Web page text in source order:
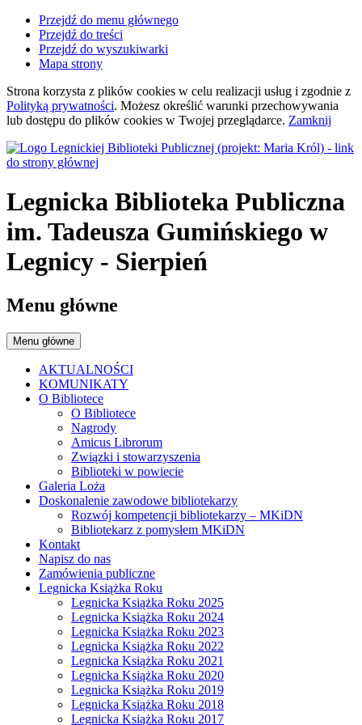
Przejdź do menu głównego
Przejdź do treści
Przejdź do wyszukiwarki
Mapa strony
Strona korzysta z plików cookies w celu realizacji usług i zgodnie z
Polityką prywatności. Możesz określić warunki przechowywania
lub dostępu do plików cookies w Twojej przeglądarce. Zamknij
Legnicka Biblioteka Publiczna
im. Tadeusza Gumińskiego w
Legnicy - Sierpień
Menu główne
Menu główne
AKTUALNOŚCI
KOMUNIKATY
O Bibliotece
O Bibliotece
Nagrody
Amicus Librorum
Związki i stowarzyszenia
Biblioteki w powiecie
Galeria Loża
Doskonalenie zawodowe bibliotekarzy
Rozwój kompetencji bibliotekarzy – MKiDN
Bibliotekarz z pomysłem MKiDN
Kontakt
Napisz do nas
Zamówienia publiczne
Legnicka Książka Roku
Legnicka Książka Roku 2025
Legnicka Książka Roku 2024
Legnicka Książka Roku 2023
Legnicka Książka Roku 2022
Legnicka Książka Roku 2021
Legnicka Książka Roku 2020
Legnicka Książka Roku 2019
Legnicka Książka Roku 2018
Legnicka Książka Roku 2017